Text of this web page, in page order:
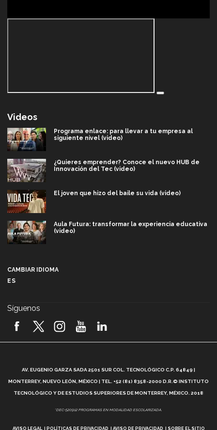
Videos
Programa enlace: para llevar a tu empresa al
siguiente nivel (video)
¿Quieres emprender? Conoce el nuevo HUB de
Innovación del Tec (video)
El joven que hizo del baile su vida (video)
Aula Futura: transformar la experiencia educativa
(video)
2026! (video)
¿Cómo es el Modelo Educativo Tec? (video)
Vida Tec: Feminismo e Inteligencia Artificial, Paola
CAMBIAR IDIOMA
ES
Síguenos
AV. EUGENIO GARZA SADA 2501 SUR COL. TECNOLÓGICO C.P. 64849 |
MONTERREY, NUEVO LEÓN, MÉXICO | TEL. +52 (81) 8358-2000 D.R.© INSTITUTO
TECNOLÓGICO Y DE ESTUDIOS SUPERIORES DE MONTERREY, MÉXICO. 2018
*DEC-520912 PROGRAMAS EN MODALIDAD ESCOLARIZADA.
AVISO LEGAL POLÍTICAS DE PRIVACIDAD AVISO DE PRIVACIDAD SOBRE EL SITIO